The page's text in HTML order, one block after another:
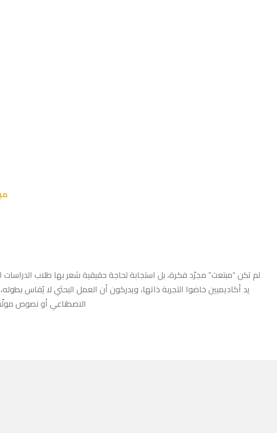
لم تكن “مبتعث” مجرّد فكرة، بل استجابة لحاجة حقيقية شعر بها طلاب
يد أكاديميين خاضوا التجربة ذاتها، ويدركون أن العمل البحثي لا يُقاس
الاصطناعي أو نصوص